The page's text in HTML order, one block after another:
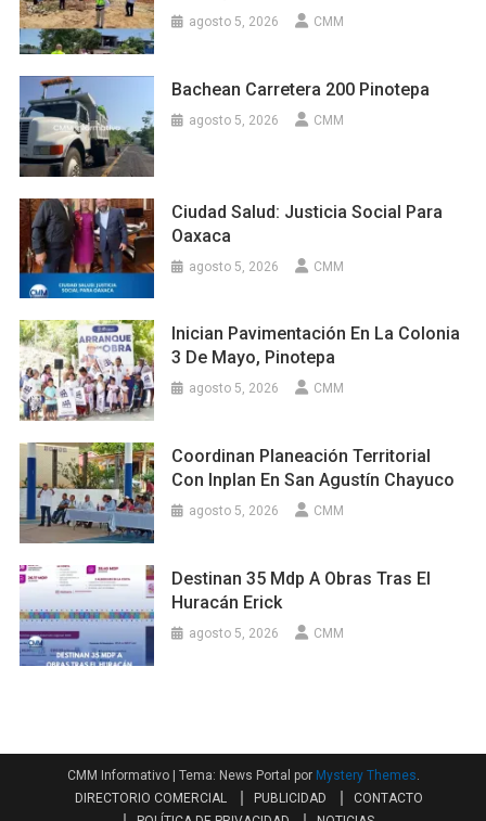
agosto 5, 2026 CMM
Bachean Carretera 200 Pinotepa
agosto 5, 2026 CMM
Ciudad Salud: Justicia Social Para
Oaxaca
agosto 5, 2026 CMM
Inician Pavimentación En La Colonia
3 De Mayo, Pinotepa
agosto 5, 2026 CMM
Coordinan Planeación Territorial
Con Inplan En San Agustín Chayuco
agosto 5, 2026 CMM
Destinan 35 Mdp A Obras Tras El
Huracán Erick
agosto 5, 2026 CMM
CMM Informativo | Tema: News Portal por Mystery Themes
DIRECTORIO COMERCIAL
PUBLICIDAD
CONTACTO